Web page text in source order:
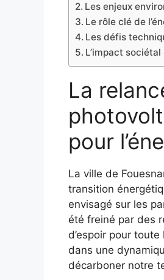
Les enjeux
Le rôle clé de
Les défis
L’impact
La
pour
La ville de
transition
envisagé sur les
été freiné par des
d’espoir pour
dans une
décarboner notre